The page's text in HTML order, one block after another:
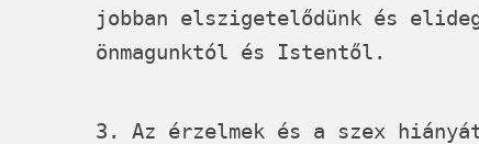
jobban elszigetelődünk és
önmagunktól és Istentől.
3. Az érzelmek és a szex